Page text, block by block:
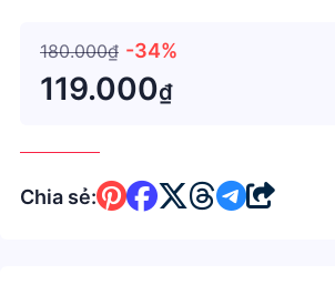
180.000₫ -34%
119.000₫
Chia sẻ: